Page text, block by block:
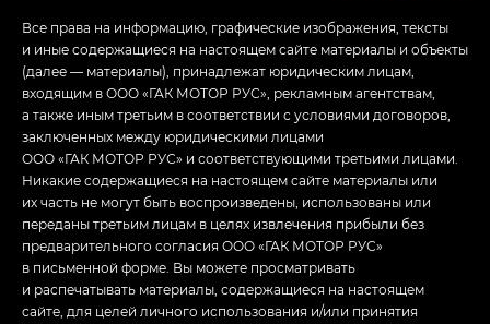
Все права на информацию, графические изображения, тексты
и иные содержащиеся на настоящем сайте материалы и объекты
(далее — материалы), принадлежат юридическим лицам,
входящим в ООО «ГАК МОТОР РУС», рекламным агентствам,
а также иным третьим в соответствии с условиями договоров,
заключенных между юридическими лицами
ООО «ГАК МОТОР РУС» и соответствующими третьими лицами.
Никакие содержащиеся на настоящем сайте материалы или
их часть не могут быть воспроизведены, использованы или
переданы третьим лицам в целях извлечения прибыли без
предварительного согласия ООО «ГАК МОТОР РУС»
в письменной форме. Вы можете просматривать
и распечатывать материалы, содержащиеся на настоящем
сайте, для целей личного использования и/или принятия